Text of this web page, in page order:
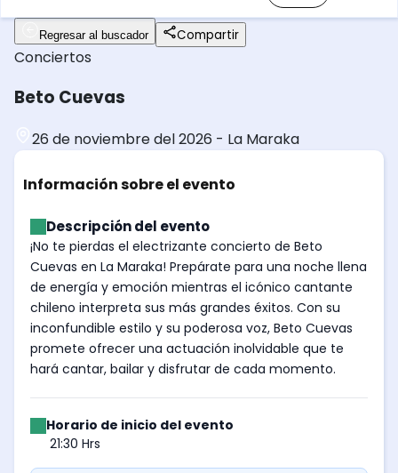
Regresar al buscador Compartir
Conciertos
Beto Cuevas
26 de noviembre del 2026 - La Maraka
Información sobre el evento
Descripción del evento
¡No te pierdas el electrizante concierto de Beto
Cuevas en La Maraka! Prepárate para una noche llena
de energía y emoción mientras el icónico cantante
chileno interpreta sus más grandes éxitos. Con su
inconfundible estilo y su poderosa voz, Beto Cuevas
promete ofrecer una actuación inolvidable que te
hará cantar, bailar y disfrutar de cada momento.
Horario de inicio del evento
21:30 Hrs